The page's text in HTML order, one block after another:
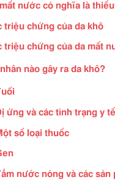
mất nước có nghĩa là
triệu chứng của da khô
triệu chứng của da mất
nào gây ra da khô?
ứng và các tình trạng y
số loại thuốc
nước nóng và các sản